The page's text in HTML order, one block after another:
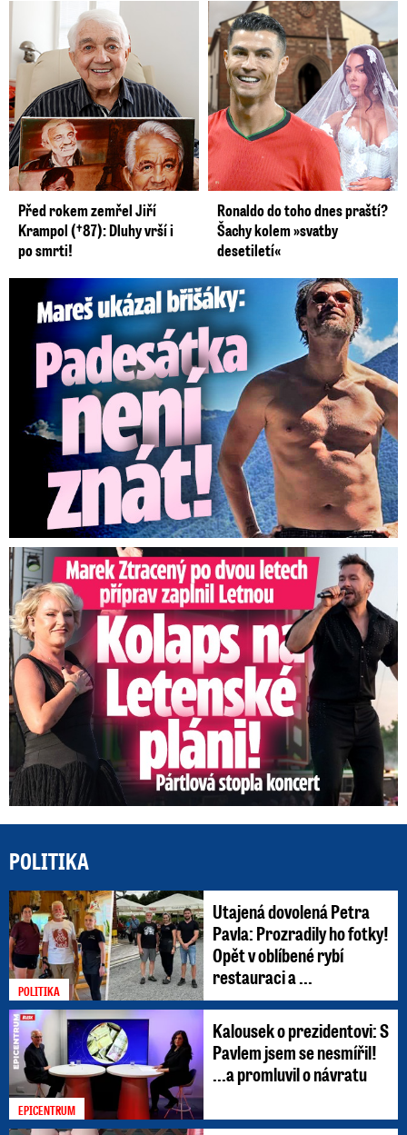
Před rokem zemřel Jiří
Krampol (†87): Dluhy vrší i
po smrti!
Ronaldo do toho dnes praští?
Šachy kolem »svatby
desetiletí«
Mareš v dokonalé formě ukázal břišáky: Padesátka není znát
Marek Ztracený na Letné: Pártlová stopla koncert
POLITIKA
POLITIKA
Utajená dovolená Petra
Pavla: Prozradily ho fotky!
Opět v oblíbené rybí
restauraci a ...
EPICENTRUM
Kalousek o prezidentovi: S
Pavlem jsem se nesmířil!
...a promluvil o návratu